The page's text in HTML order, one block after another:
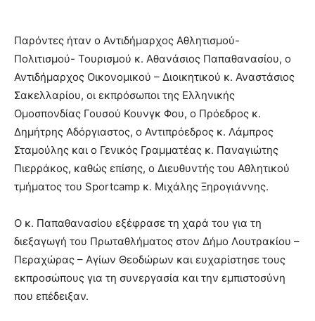
Παρόντες ήταν ο Αντιδήμαρχος Αθλητισμού-
Πολιτισμού- Τουρισμού κ. Αθανάσιος Παπαθανασίου, ο
Αντιδήμαρχος Οικονομικού – Διοικητικού κ. Αναστάσιος
Σακελλαρίου, οι εκπρόσωποι της Ελληνικής
Ομοσπονδίας Γουσού Κουνγκ Φου, ο Πρόεδρος κ.
Δημήτρης Αδόργιαστος, ο Αντιπρόεδρος κ. Λάμπρος
Σταμούλης και ο Γενικός Γραμματέας κ. Παναγιώτης
Πιερράκος, καθώς επίσης, ο Διευθυντής του Αθλητικού
τμήματος του Sportcamp κ. Μιχάλης Ξηρογιάννης.
Ο κ. Παπαθανασίου εξέφρασε τη χαρά του για τη
διεξαγωγή του Πρωταθλήματος στον Δήμο Λουτρακίου –
Περαχώρας – Αγίων Θεοδώρων και ευχαρίστησε τους
εκπροσώπους για τη συνεργασία και την εμπιστοσύνη
που επέδειξαν.